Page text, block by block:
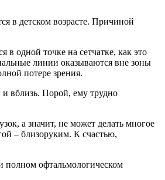
в детском возрасте. Причиной
одной точке на сетчатке, как это
линии оказываются вне зоны
потере зрения.
и вблизь. Порой, ему трудно
а значит, не может делать многое
– близоруким. К счастью,
полном офтальмологическом